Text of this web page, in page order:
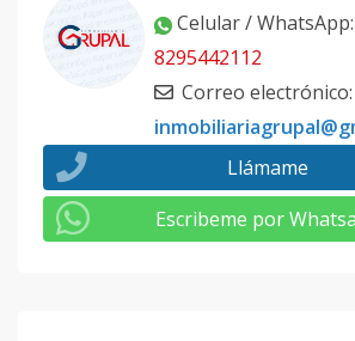
Celular / WhatsApp:
8295442112
Correo electrónico:
Llámame
Escribeme por